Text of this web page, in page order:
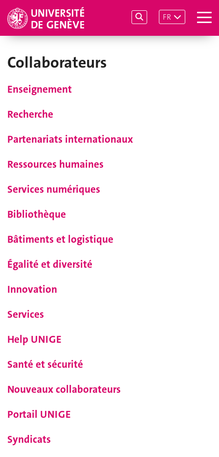
FR
Collaborateurs
Enseignement
Recherche
Partenariats internationaux
Ressources humaines
Services numériques
Bibliothèque
Bâtiments et logistique
Égalité et diversité
Innovation
Services
Help UNIGE
Santé et sécurité
Nouveaux collaborateurs
Portail UNIGE
Syndicats